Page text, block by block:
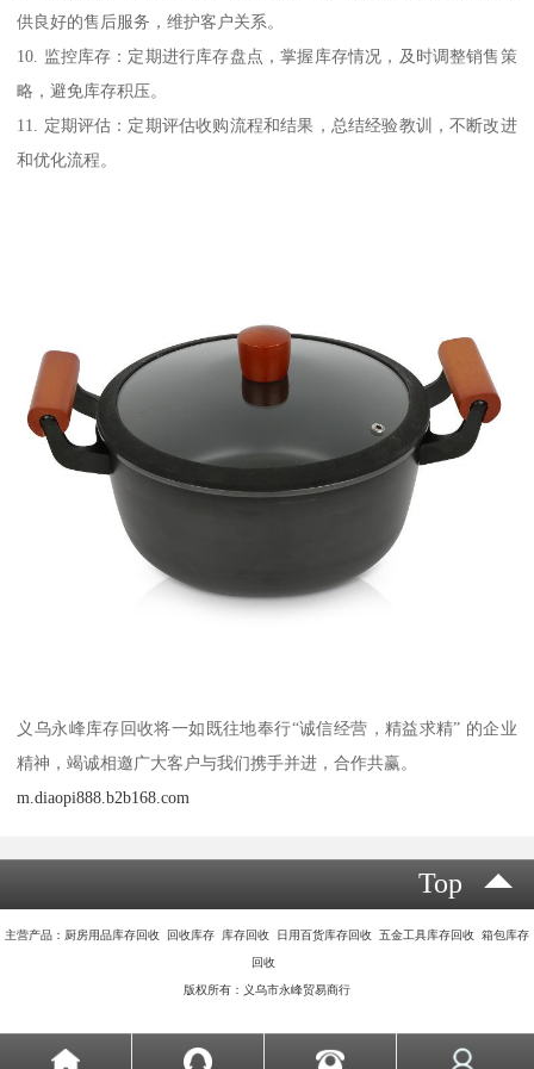
供良好的售后服务，维护客户关系。
10. 监控库存：定期进行库存盘点，掌握库存情况，及时调整销售策
略，避免库存积压。
11. 定期评估：定期评估收购流程和结果，总结经验教训，不断改进
和优化流程。
义乌永峰库存回收将一如既往地奉行“诚信经营，精益求精” 的企业
精神，竭诚相邀广大客户与我们携手并进，合作共赢。
m.diaopi888.b2b168.com
Top
主营产品：厨房用品库存回收 回收库存 库存回收 日用百货库存回收 五金工具库存回收 箱包库存
回收
版权所有：义乌市永峰贸易商行